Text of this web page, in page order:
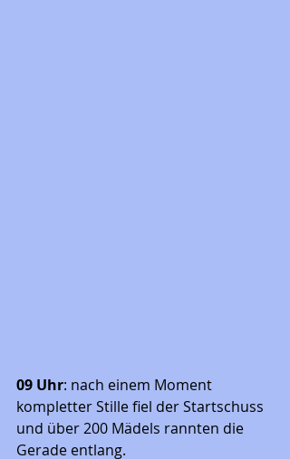
09 Uhr: nach einem Moment
kompletter Stille fiel der Startschuss
und über 200 Mädels rannten die
Gerade entlang.